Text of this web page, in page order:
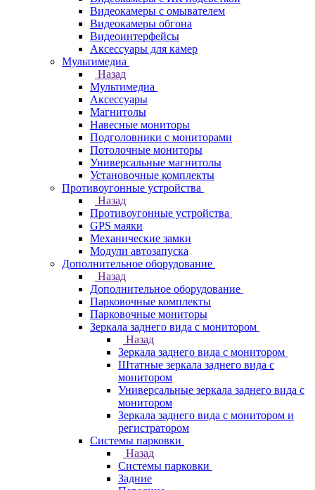
Видеокамеры с омывателем
Видеокамеры обгона
Видеоинтерфейсы
Аксессуары для камер
Мультимедиа
Назад
Мультимедиа
Аксессуары
Магнитолы
Навесные мониторы
Подголовники с мониторами
Потолочные мониторы
Универсальные магнитолы
Установочные комплекты
Противоугонные устройства
Назад
Противоугонные устройства
GPS маяки
Механические замки
Модули автозапуска
Дополнительное оборудование
Назад
Дополнительное оборудование
Парковочные комплекты
Парковочные мониторы
Зеркала заднего вида с монитором
Назад
Зеркала заднего вида с монитором
Штатные зеркала заднего вида с
монитором
Универсальные зеркала заднего вида с
монитором
Зеркала заднего вида с монитором и
регистратором
Системы парковки
Назад
Системы парковки
Задние